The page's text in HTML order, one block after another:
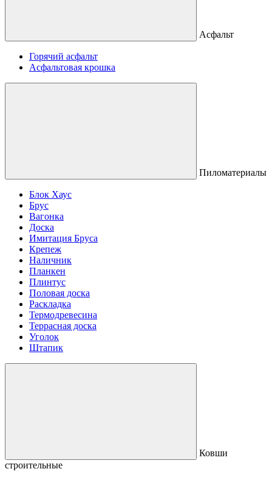
Асфальт
Горячий асфальт
Асфальтовая крошка
Пиломатериалы
Блок Хаус
Брус
Вагонка
Доска
Имитация Бруса
Крепеж
Наличник
Планкен
Плинтус
Половая доска
Раскладка
Термодревесина
Террасная доска
Уголок
Штапик
Ковши
строительные